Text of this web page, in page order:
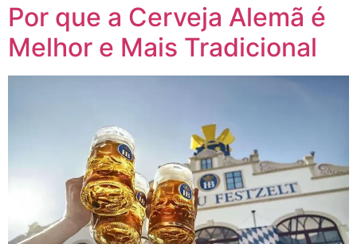
Por que a Cerveja Alemã é
Melhor e Mais Tradicional